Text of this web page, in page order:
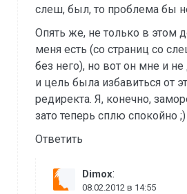
слеш, был, то проблема бы
Опять же, не только в этом
меня есть (со страниц со
без него), но вот он мне и
и цель была избавиться от
редиректа. Я, конечно,
зато теперь сплю спокойно ;)
Ответить
Dimox:
08.02.2012 в 14:55